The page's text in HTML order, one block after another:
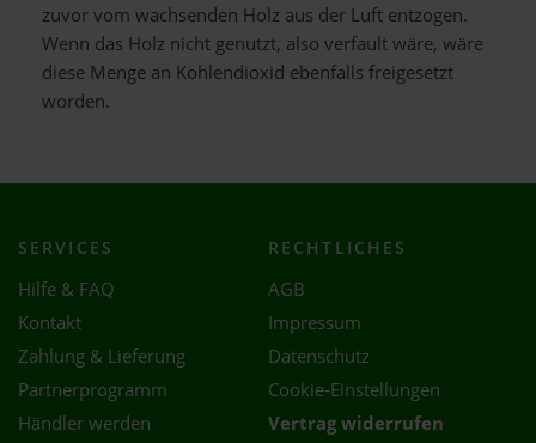
zuvor vom wachsenden Holz aus der Luft entzogen.
Wenn das Holz nicht genutzt, also verfault wäre, wäre
diese Menge an Kohlendioxid ebenfalls freigesetzt
worden.
SERVICES
Hilfe & FAQ
Kontakt
Zahlung & Lieferung
Partnerprogramm
Händler werden
RECHTLICHES
AGB
Impressum
Datenschutz
Cookie-Einstellungen
Vertrag widerrufen